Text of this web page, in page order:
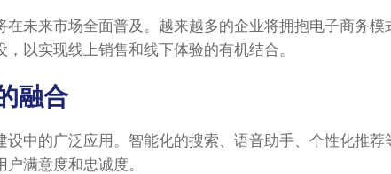
在未来市场全面普及。越来越多的企业将拥抱电子商务
以实现线上销售和线下体验的有机结合。
融合
中的广泛应用。智能化的搜索、语音助手、个性化推
满意度和忠诚度。